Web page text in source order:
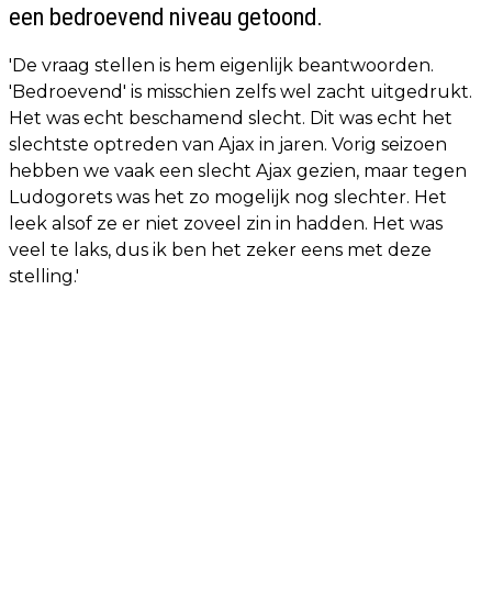
een bedroevend niveau getoond.
'De vraag stellen is hem eigenlijk beantwoorden.
'Bedroevend' is misschien zelfs wel zacht uitgedrukt.
Het was echt beschamend slecht. Dit was echt het
slechtste optreden van Ajax in jaren. Vorig seizoen
hebben we vaak een slecht Ajax gezien, maar tegen
Ludogorets was het zo mogelijk nog slechter. Het
leek alsof ze er niet zoveel zin in hadden. Het was
veel te laks, dus ik ben het zeker eens met deze
stelling.'